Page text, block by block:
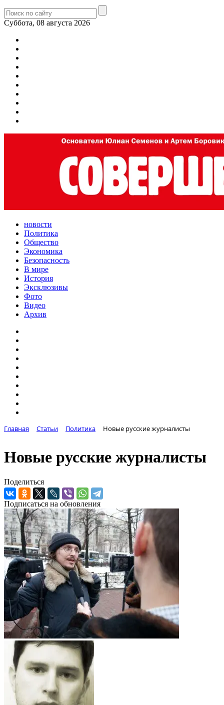
Суббота, 08 августа 2026
новости
Политика
Общество
Экономика
Безопасность
В мире
История
Эксклюзивы
Фото
Видео
Архив
Главная Статьи Политика Новые русские журналисты
Новые русские журналисты
Поделиться
Подписаться на обновления